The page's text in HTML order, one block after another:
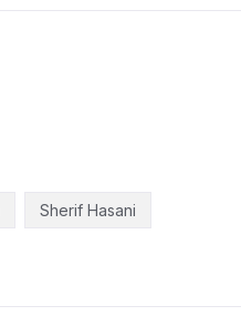
Sherif Hasani